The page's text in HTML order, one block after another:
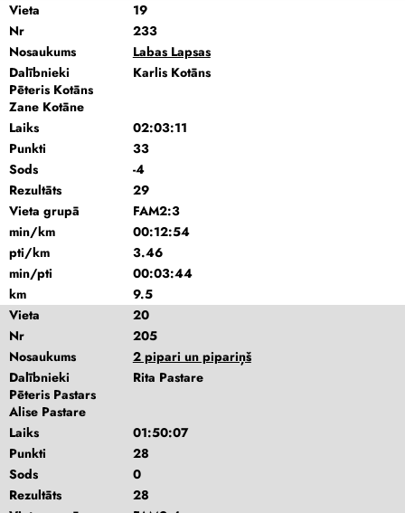
Vieta
19
Nr
233
Nosaukums
Labas Lapsas
Dalībnieki
Karlis Kotāns
Pēteris Kotāns
Zane Kotāne
Laiks
02:03:11
Punkti
33
Sods
-4
Rezultāts
29
Vieta grupā
FAM2:3
min/km
00:12:54
pti/km
3.46
min/pti
00:03:44
km
9.5
Vieta
20
Nr
205
Nosaukums
2 pipari un pipariņš
Dalībnieki
Rita Pastare
Pēteris Pastars
Alise Pastare
Laiks
01:50:07
Punkti
28
Sods
0
Rezultāts
28